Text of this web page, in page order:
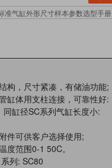
准气缸外形尺寸样本参数选型手册
构，尺寸紧凑，有储油功能;
缸体用支柱连接，可靠性好:
缸径SC系列气缸长度小:
件可供客户选择使用;
度范围0-1 50C。
列: SC80